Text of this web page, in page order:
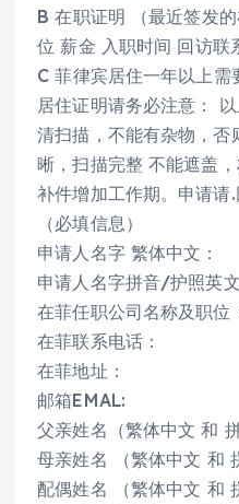
B 在职证明 （最近签发
位 薪金 入职时间 回访联
C 菲律宾居住一年以上
居住证明请务必注意：
清扫描，不能有杂物，否
晰，扫描完整 不能遮盖
补件增加工作期。申请请
（必填信息）
申请人名字 繁体中文：
申请人名字拼音/护照英文
在菲任职公司名称及职位
在菲联系电话：
在菲地址：
邮箱EMAL:
父亲姓名（繁体中文 和
母亲姓名 （繁体中文 和
配偶姓名 （繁体中文 和